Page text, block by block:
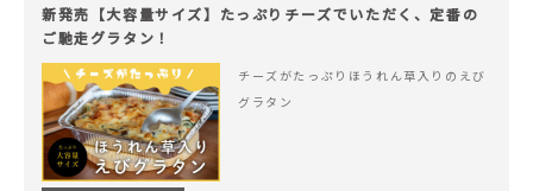
新発売【大容量サイズ】たっぷりチーズでいただく、定番の
ご馳走グラタン！
チーズがたっぷりほうれん草入りのえび
グラタン